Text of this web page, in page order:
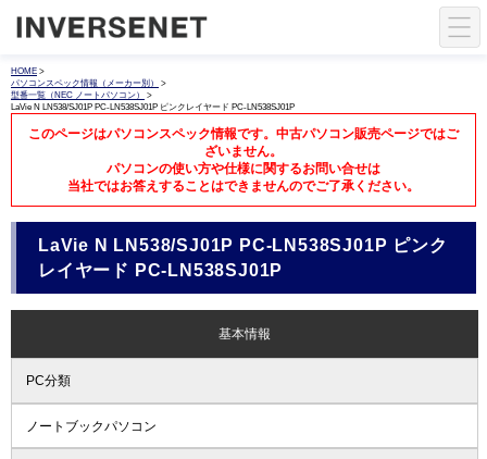
HOME >
パソコンスペック情報（メーカー別）
>
型番一覧（NEC ノートパソコン）
>
LaVie N LN538/SJ01P PC-LN538SJ01P ピンクレイヤード PC-LN538SJ01P
このページはパソコンスペック情報です。中古パソコン販売ページではご
ざいません。
パソコンの使い方や仕様に関するお問い合せは
当社ではお答えすることはできませんのでご了承ください。
LaVie N LN538/SJ01P PC-LN538SJ01P ピンク
レイヤード PC-LN538SJ01P
基本情報
PC分類
ノートブックパソコン